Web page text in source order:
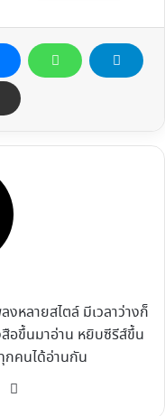
หลายสไตล์ มีเวลาว่างก็
อขึ้นมาอ่าน หยิบซีรีส์ขึ้น
กคนได้อ่านกัน
YouTube